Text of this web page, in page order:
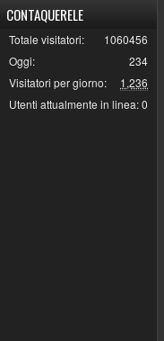
CONTAQUERELE
1060456
Totale visitatori:
234
Oggi:
1,236
Visitatori per giorno:
0
Utenti attualmente in linea: